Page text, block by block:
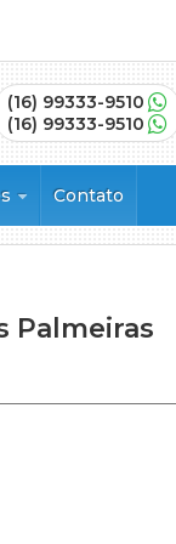
(16) 99333-9510
(16) 99333-9510
Contato
Palmeiras